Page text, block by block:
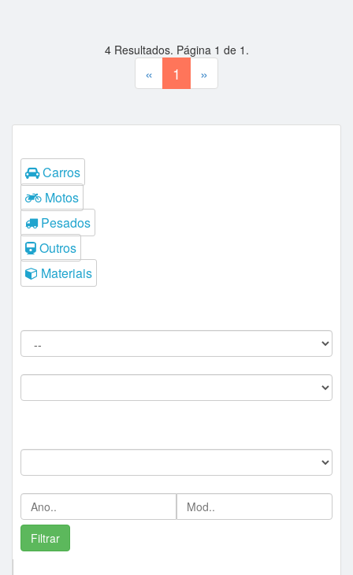
4Resultados. Página 1 de 1 .
« 1 »
Carros
Motos
Pesados
Outros
Materiais